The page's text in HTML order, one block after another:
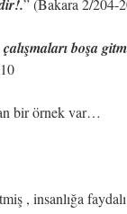
” (Bakara 2/204-
boşa
bir örnek var…
, insanlığa faydalı